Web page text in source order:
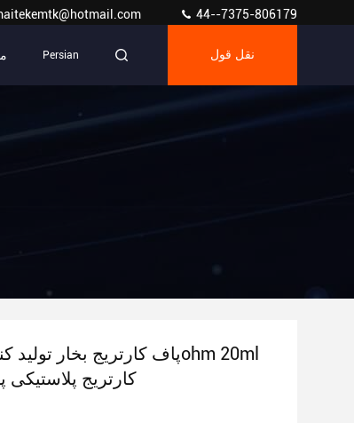
44--7375-806179
Persian نقل قول
کارتریج